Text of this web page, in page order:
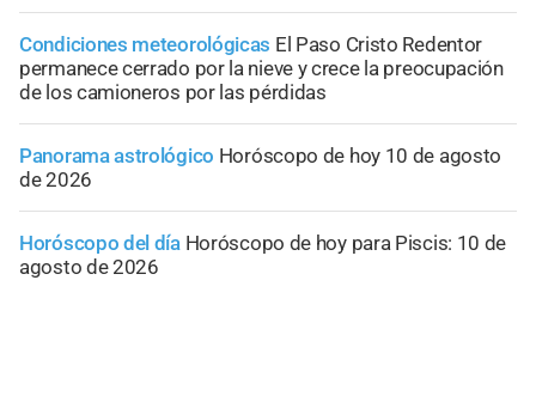
Condiciones meteorológicas El Paso Cristo Redentor
permanece cerrado por la nieve y crece la preocupación
de los camioneros por las pérdidas
Panorama astrológico Horóscopo de hoy 10 de agosto
de 2026
Horóscopo del día Horóscopo de hoy para Piscis: 10 de
agosto de 2026